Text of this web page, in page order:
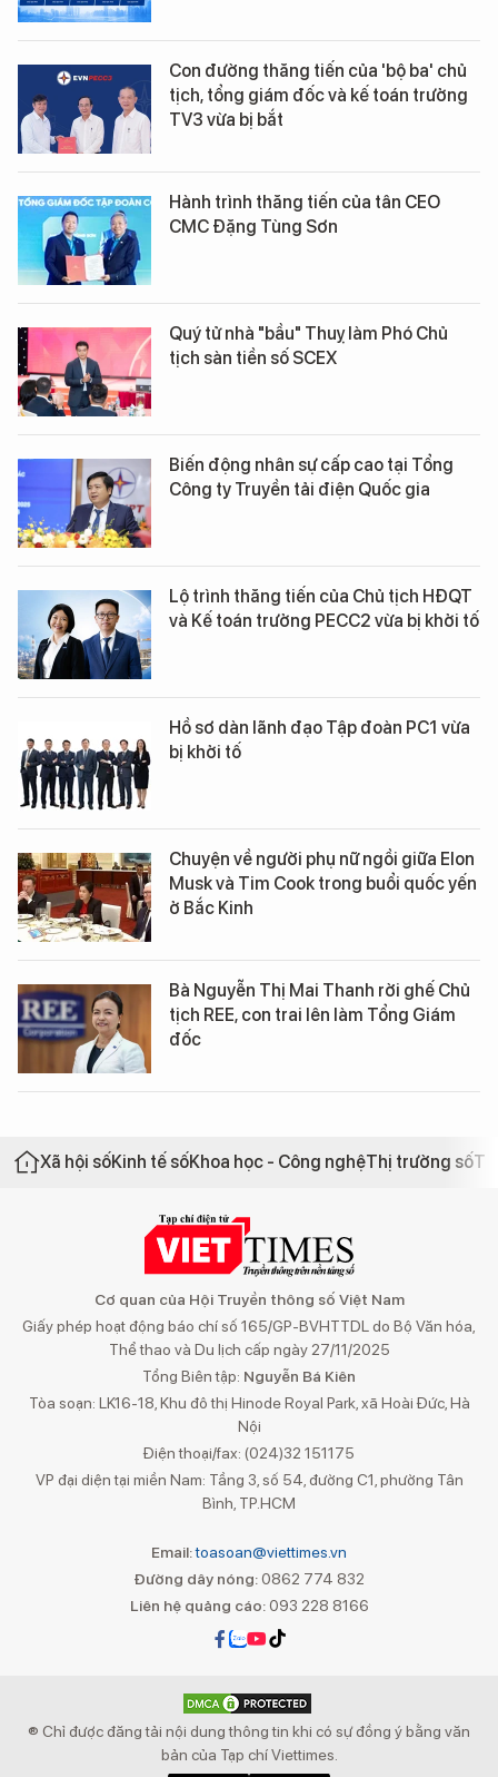
Con đường thăng tiến của 'bộ ba' chủ
tịch, tổng giám đốc và kế toán trưởng
TV3 vừa bị bắt
Hành trình thăng tiến của tân CEO
CMC Đặng Tùng Sơn
Quý tử nhà "bầu" Thuỵ làm Phó Chủ
tịch sàn tiền số SCEX
Biến động nhân sự cấp cao tại Tổng
Công ty Truyền tải điện Quốc gia
Lộ trình thăng tiến của Chủ tịch HĐQT
và Kế toán trưởng PECC2 vừa bị khởi tố
Hồ sơ dàn lãnh đạo Tập đoàn PC1 vừa
bị khởi tố
Chuyện về người phụ nữ ngồi giữa Elon
Musk và Tim Cook trong buổi quốc yến
ở Bắc Kinh
Bà Nguyễn Thị Mai Thanh rời ghế Chủ
tịch REE, con trai lên làm Tổng Giám
đốc
Xã hội sốKinh tế sốKhoa học - Công nghệThị trường số
Cơ quan của Hội Truyền thông số Việt Nam
Giấy phép hoạt động báo chí số 165/GP-BVHTTDL do Bộ Văn hóa,
Thể thao và Du lịch cấp ngày 27/11/2025
Tổng Biên tập: Nguyễn Bá Kiên
Tòa soạn: LK16-18, Khu đô thị Hinode Royal Park, xã Hoài Đức, Hà
Nội
Điện thoại/fax: (024)32 151175
VP đại diện tại miền Nam: Tầng 3, số 54, đường C1, phường Tân
Bình, TP.HCM
Email:toasoan@viettimes.vn
Đường dây nóng: 0862 774 832
Liên hệ quảng cáo:093 228 8166
® Chỉ được đăng tải nội dung thông tin khi có sự đồng ý bằng văn
bản của Tạp chí Viettimes.